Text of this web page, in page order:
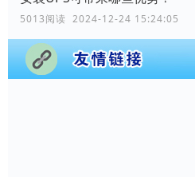
5013阅读 2024-12-24 15:24:05